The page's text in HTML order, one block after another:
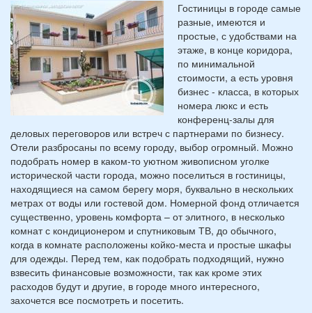
Гостиницы в городе самые
разные, имеются и
простые, с удобствами на
этаже, в конце коридора,
по минимальной
стоимости, а есть уровня
бизнес - класса, в которых
номера люкс и есть
конференц-залы для
деловых переговоров или встреч с партнерами по бизнесу.
Отели разбросаны по всему городу, выбор огромный. Можно
подобрать номер в каком-то уютном живописном уголке
исторической части города, можно поселиться в гостиницы,
находящиеся на самом берегу моря, буквально в нескольких
метрах от воды или гостевой дом. Номерной фонд отличается
существенно, уровень комфорта – от элитного, в несколько
комнат с кондиционером и спутниковым ТВ, до обычного,
когда в комнате расположены койко-места и простые шкафы
для одежды. Перед тем, как подобрать подходящий, нужно
взвесить финансовые возможности, так как кроме этих
расходов будут и другие, в городе много интересного,
захочется все посмотреть и посетить.